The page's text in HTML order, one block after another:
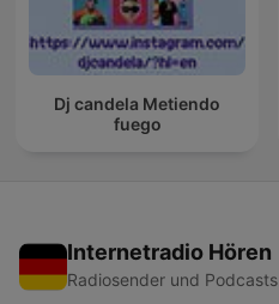
Dj candela Metiendo
fuego
Internetradio Hören
Radiosender und Podcasts